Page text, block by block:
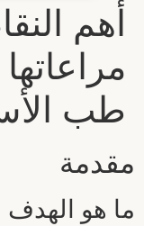
أهم
طب
مقدمة
ما هو الهدف